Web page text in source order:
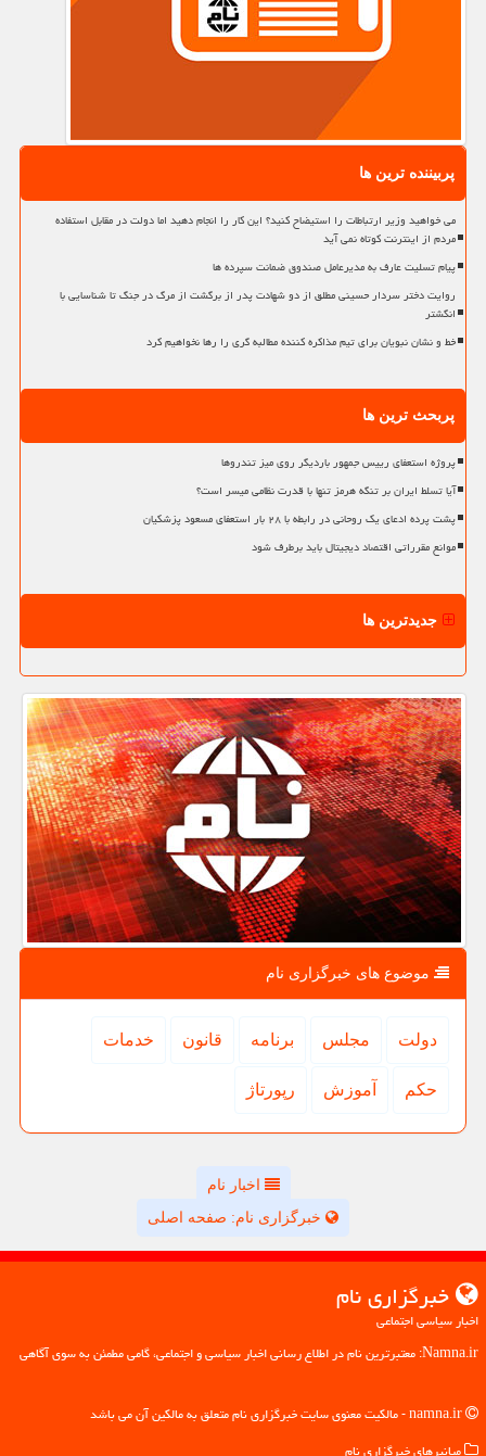
پربیننده ترین ها
می خواهید وزیر ارتباطات را استیضاح کنید؟ این کار را انجام دهید اما دولت در مقابل استفاده
مردم از اینترنت کوتاه نمی آید
پیام تسلیت عارف به مدیرعامل صندوق ضمانت سپرده ها
روایت دختر سردار حسینی مطلق از دو شهادت پدر از برگشت از مرگ در جنگ تا شناسایی با
انگشتر
خط و نشان نبویان برای تیم مذاکره کننده مطالبه گری را رها نخواهیم کرد
پربحث ترین ها
پروژه استعفای رییس جمهور باردیگر روی میز تندروها
آیا تسلط ایران بر تنگه هرمز تنها با قدرت نظامی میسر است؟
پشت پرده ادعای یک روحانی در رابطه با ۲۸ بار استعفای مسعود پزشکیان
موانع مقرراتی اقتصاد دیجیتال باید برطرف شود
جدیدترین ها
موضوع های خبرگزاری نام
دولت مجلس برنامه قانون خدمات
حكم آموزش رپورتاژ
اخبار نام
خبرگزاری نام: صفحه اصلی
خبرگزاری نام
اخبار سیاسی اجتماعی
Namna.ir: معتبرترین نام در اطلاع رسانی اخبار سیاسی و اجتماعی، گامی مطمئن به سوی آگاهی